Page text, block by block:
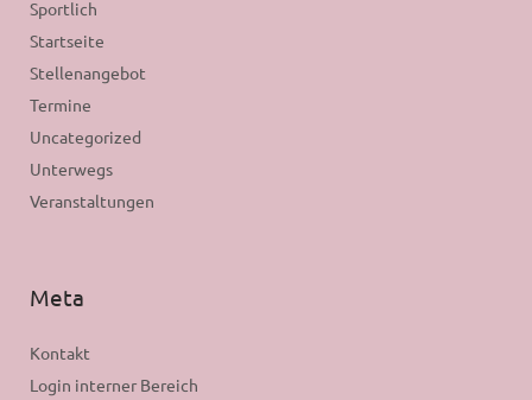
Sportlich
Startseite
Stellenangebot
Termine
Uncategorized
Unterwegs
Veranstaltungen
Meta
Kontakt
Login interner Bereich